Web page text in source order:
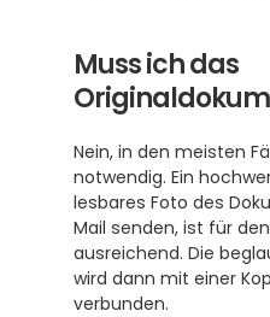
Muss ich das
Nein, in den meisten
notwendig. Ein
lesbares Foto des
Mail senden, ist für
ausreichend. Die
wird dann mit einer
verbunden.